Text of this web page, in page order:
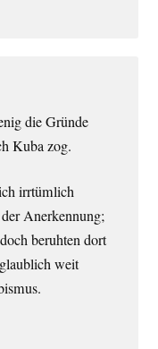
die Gründe
Kuba zog.
irrtümlich
Anerkennung;
beruhten dort
weit